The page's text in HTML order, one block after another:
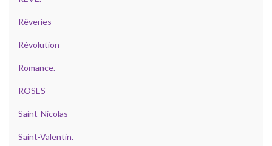
Rêveries
Révolution
Romance.
ROSES
Saint-Nicolas
Saint-Valentin.